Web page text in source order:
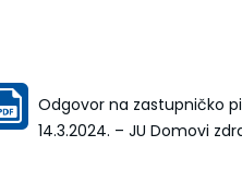
Odgovor na zastupničko
14.3.2024. – JU Domovi